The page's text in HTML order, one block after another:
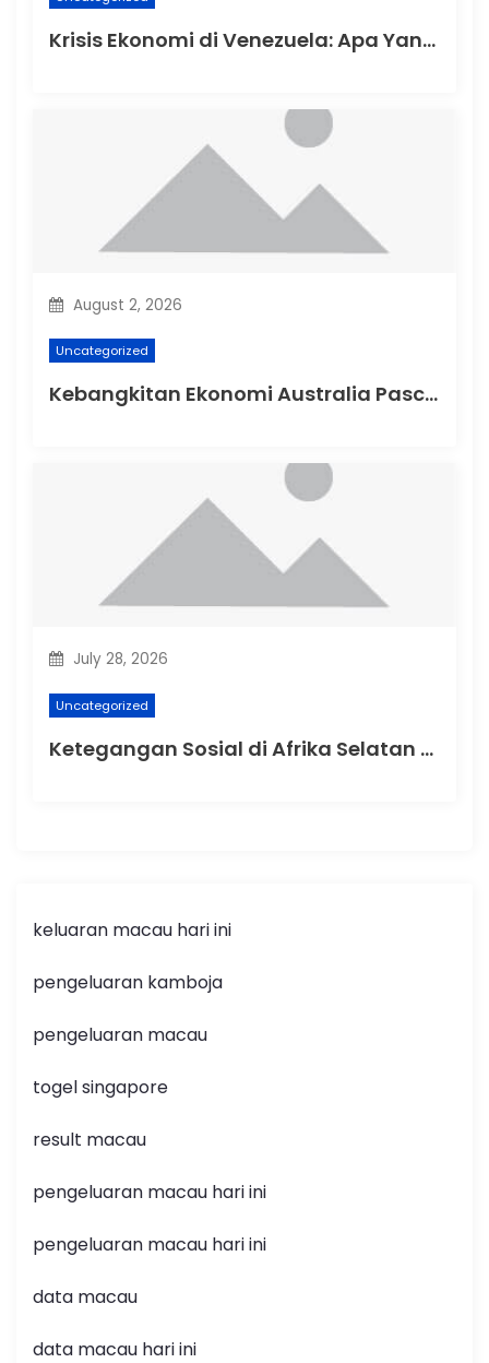
Krisis Ekonomi di Venezuela: Apa Yang Terjadi?
August 2, 2026
Uncategorized
Kebangkitan Ekonomi Australia Pasca-Pandemi
July 28, 2026
Uncategorized
Ketegangan Sosial di Afrika Selatan Setelah Protes Terhadap Rasisme
keluaran macau hari ini
pengeluaran kamboja
pengeluaran macau
togel singapore
result macau
pengeluaran macau hari ini
pengeluaran macau hari ini
data macau
data macau hari ini